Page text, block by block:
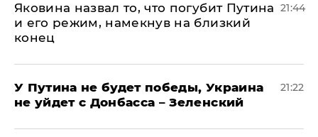
Яковина назвал то, что погубит Путина
и его режим, намекнув на близкий
конец
21:44
У Путина не будет победы, Украина
не уйдет с Донбасса – Зеленский
21:22